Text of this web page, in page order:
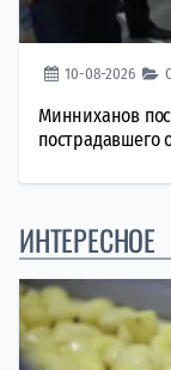
10-08-2026
Минниханов
пострадавшего
ИНТЕРЕСНОЕ